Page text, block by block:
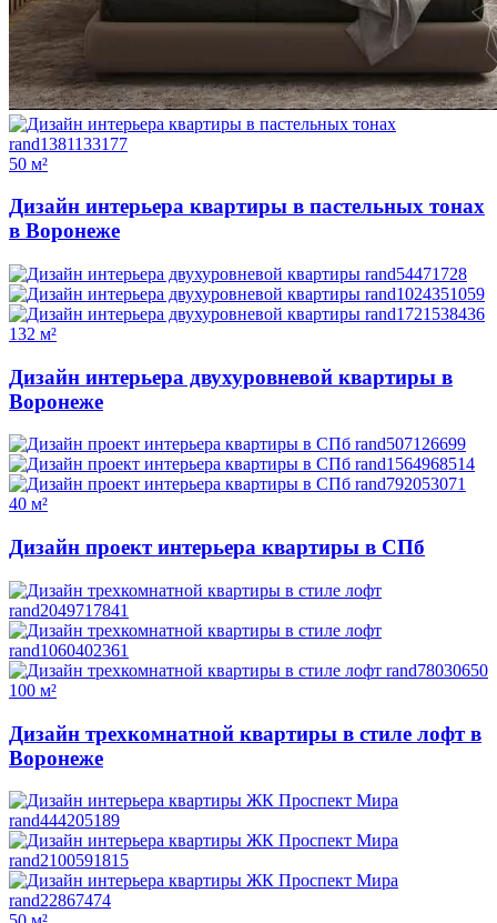
50 м²
Дизайн интерьера квартиры в пастельных тонах
в Воронеже
132 м²
Дизайн интерьера двухуровневой квартиры в
Воронеже
40 м²
Дизайн проект интерьера квартиры в СПб
100 м²
Дизайн трехкомнатной квартиры в стиле лофт в
Воронеже